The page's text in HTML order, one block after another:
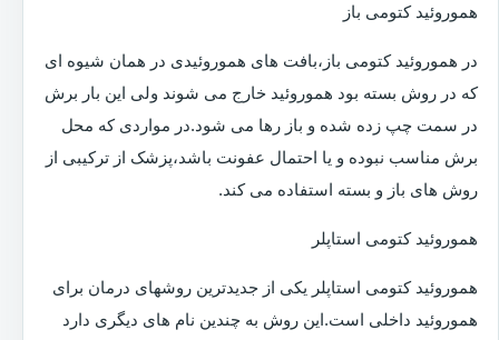
هموروئید کتومی باز
در هموروئید کتومی باز،بافت های هموروئیدی در همان شیوه ای
که در روش بسته بود هموروئید خارج می شوند ولی این بار برش
در سمت چپ زده شده و باز رها می شود.در مواردی که محل
برش مناسب نبوده و یا احتمال عفونت باشد،پزشک از ترکیبی از
روش های باز و بسته استفاده می کند.
هموروئید کتومی استاپلر
هموروئید کتومی استاپلر یکی از جدیدترین روشهای درمان برای
هموروئید داخلی است.این روش به چندین نام های دیگری دارد